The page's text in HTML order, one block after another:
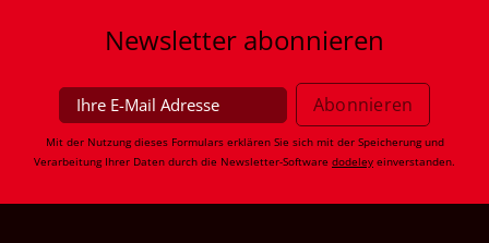
Newsletter abonnieren
Mit der Nutzung dieses Formulars erklären Sie sich mit der Speicherung und
Verarbeitung Ihrer Daten durch die Newsletter-Software dodeley einverstanden.